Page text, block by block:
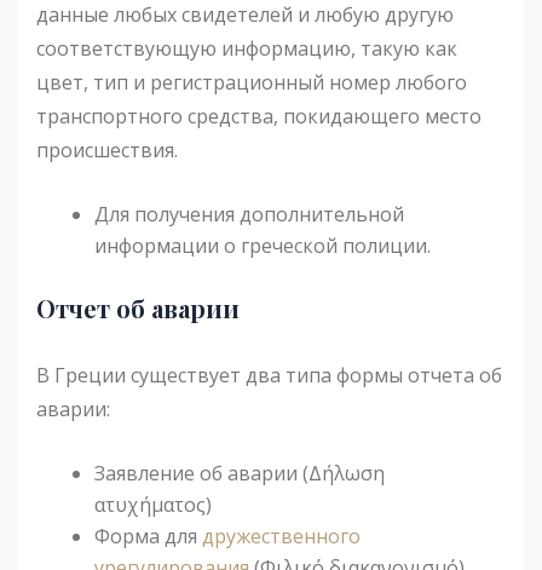
данные любых свидетелей и любую другую
соответствующую информацию, такую ​​как
цвет, тип и регистрационный номер любого
транспортного средства, покидающего место
происшествия.
Для получения дополнительной
информации о греческой полиции.
Отчет об аварии
В Греции существует два типа формы отчета об
аварии:
Заявление об аварии (Δήλωση
ατυχήματος)
Форма для дружественного